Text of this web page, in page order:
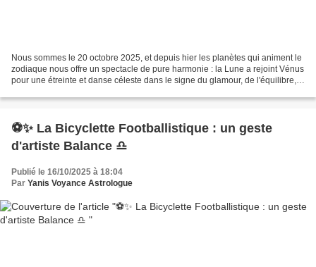
Nous sommes le 20 octobre 2025, et depuis hier les planètes qui animent le
zodiaque nous offre un spectacle de pure harmonie : la Lune a rejoint Vénus
pour une étreinte et danse céleste dans le signe du glamour, de l'équilibre,
⚽✨ La Bicyclette Footballistique : un geste
d'artiste Balance ♎
Publié le 16/10/2025 à 18:04
Par Yanis Voyance Astrologue